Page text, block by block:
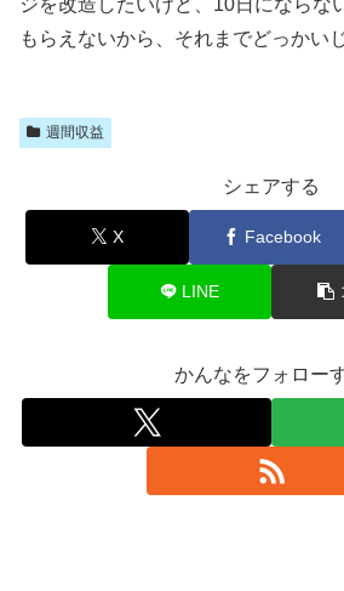
ジを改造したいけど、10日にならな
もらえないから、それまでどっかい
週間収益
シェアする
X Facebook
LINE
かんなをフォロー